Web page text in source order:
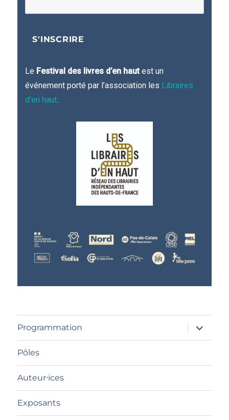
Le Festival des livres d’en hautest un
événement porté par l’association les Libraires
d'en haut.
Programmation
ouvrir
le
sous-
Pôles
Auteur⸱ices
Exposants